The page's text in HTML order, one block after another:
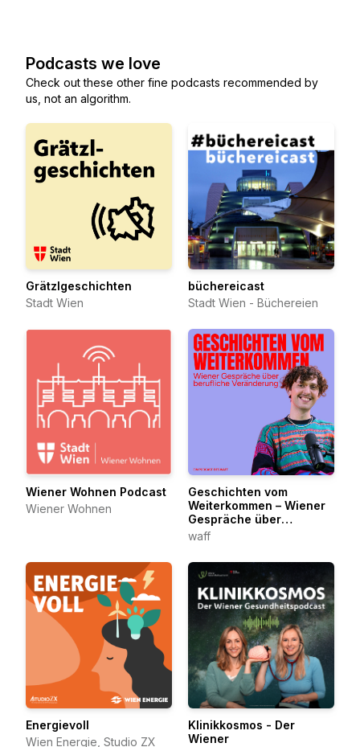
Podcasts we love
Check out these other fine podcasts recommended by
us, not an algorithm.
Grätzlgeschichten
Stadt Wien
büchereicast
Stadt Wien - Büchereien
Wiener Wohnen Podcast
Wiener Wohnen
Geschichten vom
Weiterkommen – Wiener
Gespräche über
berufliche Veränderung
waff
Energievoll
Wien Energie, Studio ZX
Klinikkosmos - Der
Wiener